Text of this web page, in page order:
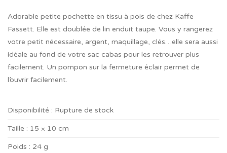
Adorable petite pochette en tissu à pois de chez Kaffe
Fassett. Elle est doublée de lin enduit taupe. Vous y rangerez
votre petit nécessaire, argent, maquillage, clés…elle sera aussi
idéale au fond de votre sac cabas pour les retrouver plus
facilement. Un pompon sur la fermeture éclair permet de
l’ouvrir facilement.
Disponibilité : Rupture de stock
Taille : 15 × 10 cm
Poids : 24 g